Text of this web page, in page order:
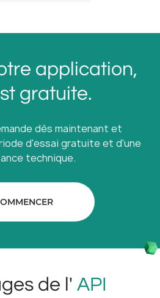
application,
gratuite.
dès maintenant et
d'essai gratuite et d'une
technique.
de l' API